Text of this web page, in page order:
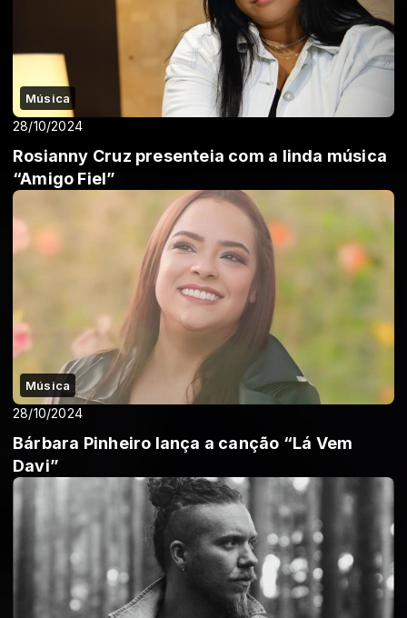
Música
28/10/2024
Rosianny Cruz presenteia com a linda música
“Amigo Fiel”
Música
28/10/2024
Bárbara Pinheiro lança a canção “Lá Vem
Davi”